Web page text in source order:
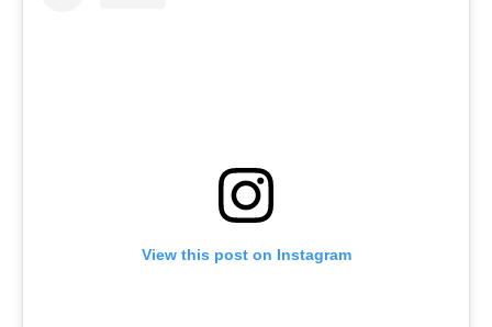
View this post on Instagram